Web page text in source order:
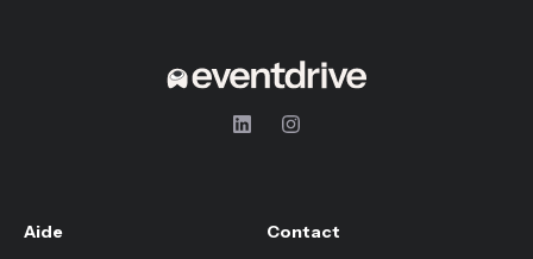
Aide Contact